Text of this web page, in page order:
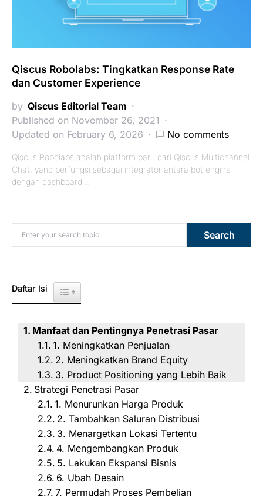
Qiscus Robolabs: Tingkatkan Response Rate
dan Customer Experience
by Qiscus Editorial Team
Published on November 26, 2021
Updated on February 6, 2026
No comments
Qiscus Robolabs adalah platform baru dari Qiscus Multichannel
Chat, yang berfungsi sebagai integrator antara bot engine
dengan dashboard…
Search for: Search
Daftar Isi Toggle Table of Content
Manfaat dan Pentingnya Penetrasi Pasar
1. Meningkatkan Penjualan
2. Meningkatkan Brand Equity
3. Product Positioning yang Lebih Baik
Strategi Penetrasi Pasar
1. Menurunkan Harga Produk
2. Tambahkan Saluran Distribusi
3. Menargetkan Lokasi Tertentu
4. Mengembangkan Produk
5. Lakukan Ekspansi Bisnis
6. Ubah Desain
7. Permudah Proses Pembelian